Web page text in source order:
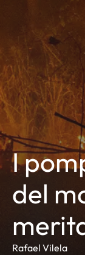
I
del
Rafael Vilela